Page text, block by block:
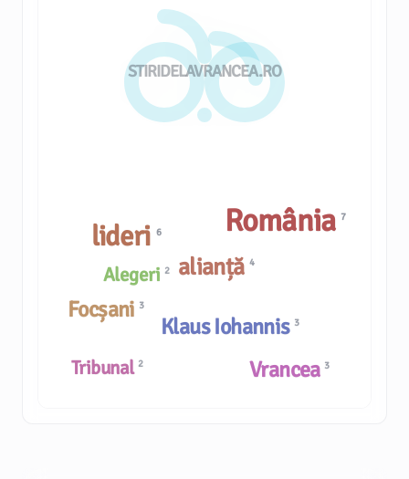
STIRIDELAVRANCEA.RO
Alegeri 2
Tribunal 2
alianță 4
Klaus Iohannis 3
lideri 6 România7
Focșani 3
Vrancea 3